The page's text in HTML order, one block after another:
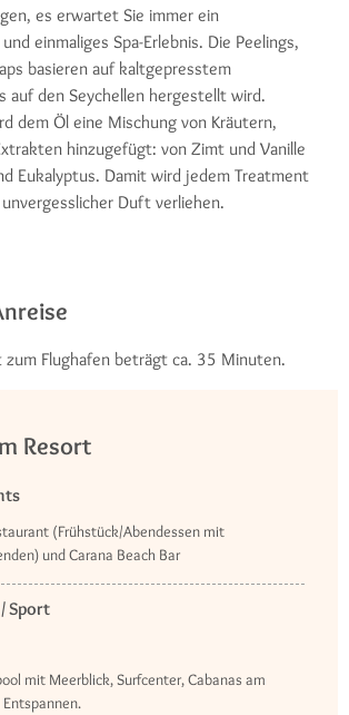
es erwartet Sie immer ein
einmaliges Spa-Erlebnis. Die Peelings,
basieren auf kaltgepresstem
auf den Seychellen hergestellt wird.
dem Öl eine Mischung von Kräutern,
hinzugefügt: von Zimt und Vanille
Eukalyptus. Damit wird jedem Treatment
Duft verliehen.
zum Flughafen beträgt ca. 35 Minuten.
Resort
(Frühstück/Abendessen mit
und Carana Beach Bar
Sport
mit Meerblick, Surfcenter, Cabanas am